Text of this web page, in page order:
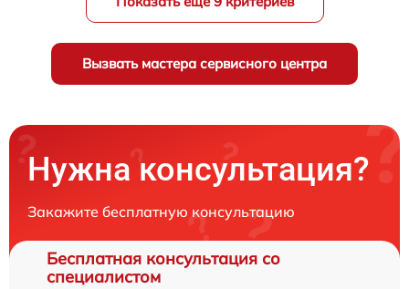
Вызвать мастера сервисного центра
Нужна консультация?
Закажите бесплатную консультацию
Бесплатная консультация со
специалистом